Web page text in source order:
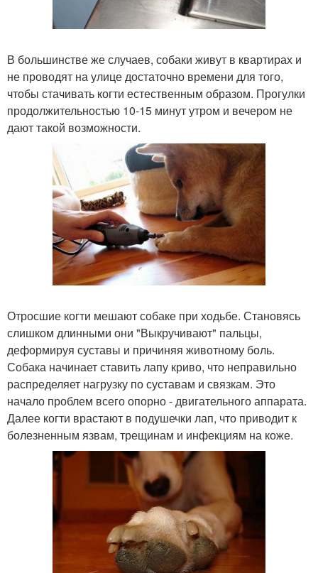
В большинстве же случаев, собаки живут в квартирах и
не проводят на улице достаточно времени для того,
чтобы стачивать когти естественным образом. Прогулки
продолжительностью 10-15 минут утром и вечером не
дают такой возможности.
Отросшие когти мешают собаке при ходьбе. Становясь
слишком длинными они "Выкручивают" пальцы,
деформируя суставы и причиняя животному боль.
Собака начинает ставить лапу криво, что неправильно
распределяет нагрузку по суставам и связкам. Это
начало проблем всего опорно - двигательного аппарата.
Далее когти врастают в подушечки лап, что приводит к
болезненным язвам, трещинам и инфекциям на коже.